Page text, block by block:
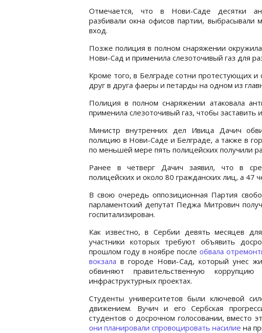
Отмечается, что в Нови-Саде десятки
разбивали окна офисов партии, выбрасывали
вход.
Позже полиция в полном снаряжении
Нови-Сад и применила слезоточивый газ для
Кроме того, в Белграде сотни протестующих
друг в друга фаеры и петарды на одном из
Полиция в полном снаряжении атаковала
применила слезоточивый газ, чтобы заставить
Министр внутренних дел Ивица Дачич
полицию в Нови-Саде и Белграде, а также в
по меньшей мере пять полицейских получили
Ранее в четверг Дачич заявил, что в
полицейских и около 80 гражданских лиц, а 47
В свою очередь оппозиционная Партия
парламентский депутат Педжа Митрович
госпитализирован.
Как известно, в Сербии девять месяцев
участники которых требуют объявить
прошлом году в ноябре после обвала
вокзала в городе Нови-Сад, который унес
обвиняют правительственную
инфраструктурных проектах.
Студенты университетов были ключевой
движением. Вучич и его Сербская
студентов о досрочном голосовании, вместо
они планировали спровоцировать насилие на